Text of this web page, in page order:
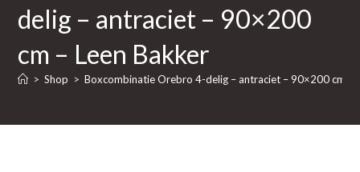
delig – antraciet – 90×200
cm – Leen Bakker
> Shop > Boxcombinatie Orebro 4-delig – antraciet – 90×200 cm –